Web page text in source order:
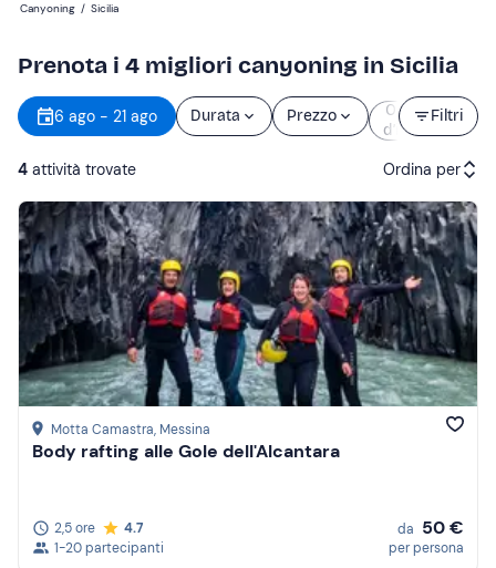
Canyoning / Sicilia
Prenota i 4 migliori canyoning in Sicilia
Filtri
6 ago - 21 ago Durata Prezzo
Orario
d’inizio
4 attività trovate Ordina per
Attività consigliate
Prezzo (crescente)
Prezzo (decrescente)
Recensioni
Motta Camastra, Messina
Body rafting alle Gole dell'Alcantara
2,5 ore
4.7
1-20 partecipanti
da 50 €
per persona